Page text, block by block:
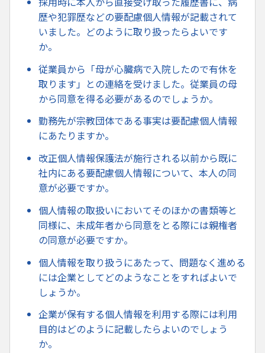
歴や犯罪歴などの要配慮個人情報が記載されて
いました。どのように取り扱ったらよいです
か。
従業員から「母が心臓病で入院したので有休を
取ります」との連絡を受けました。従業員の母
から同意を得る必要があるのでしょうか。
勤務先が宗教団体である事実は要配慮個人情報
にあたりますか。
改正個人情報保護法が施行される以前から既に
社内にある要配慮個人情報について、本人の同
意が必要ですか。
個人情報の取扱いにおいてそのほかの書類等と
同様に、未成年者から同意をとる際には親権者
の同意が必要ですか。
個人情報を取り扱うにあたって、問題なく進める
には企業としてどのようなことをすればよいで
しょうか。
企業が保有する個人情報を利用する際には利用
目的はどのように記載したらよいのでしょう
か。